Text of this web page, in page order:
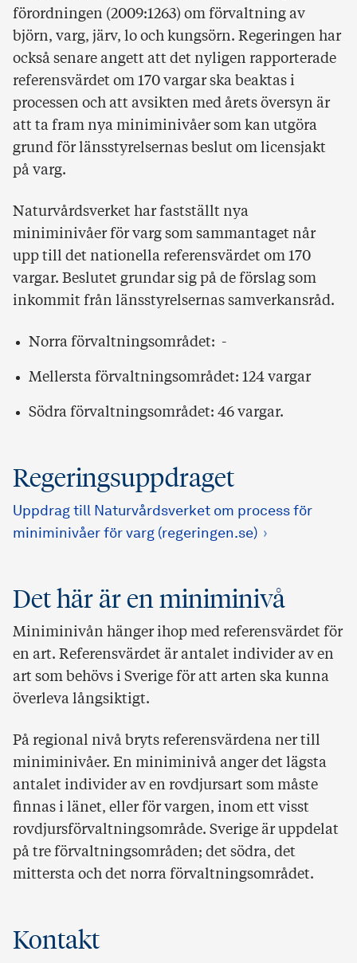
förordningen (2009:1263) om förvaltning av
björn, varg, järv, lo och kungsörn. Regeringen har
också senare angett att det nyligen rapporterade
referensvärdet om 170 vargar ska beaktas i
processen och att avsikten med årets översyn är
att ta fram nya miniminivåer som kan utgöra
grund för länsstyrelsernas beslut om licensjakt
på varg.
Naturvårdsverket har fastställt nya
miniminivåer för varg som sammantaget når
upp till det nationella referensvärdet om 170
vargar. Beslutet grundar sig på de förslag som
inkommit från länsstyrelsernas samverkansråd.
Norra förvaltningsområdet: -
Mellersta förvaltningsområdet: 124 vargar
Södra förvaltningsområdet: 46 vargar.
Regeringsuppdraget
Uppdrag till Naturvårdsverket om process för
miniminivåer för varg (regeringen.se)
Det här är en miniminivå
Miniminivån hänger ihop med referensvärdet för
en art. Referensvärdet är antalet individer av en
art som behövs i Sverige för att arten ska kunna
överleva långsiktigt.
På regional nivå bryts referensvärdena ner till
miniminivåer. En miniminivå anger det lägsta
antalet individer av en rovdjursart som måste
finnas i länet, eller för vargen, inom ett visst
rovdjursförvaltningsområde. Sverige är uppdelat
på tre förvaltnings­områden; det södra, det
mittersta och det norra förvaltningsområdet.
Kontakt